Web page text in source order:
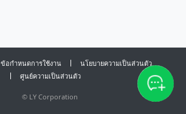
ข้อกำหนดการใช้งาน
นโยบายความเป็นส่วนตัว
ศูนย์ความเป็นส่วนตัว
© LY Corporation